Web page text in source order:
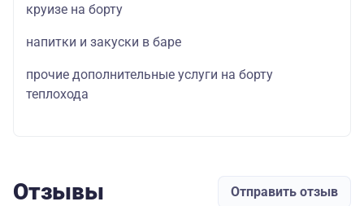
круизе на борту
напитки и закуски в баре
прочие дополнительные услуги на борту
теплохода
Отзывы Отправить отзыв